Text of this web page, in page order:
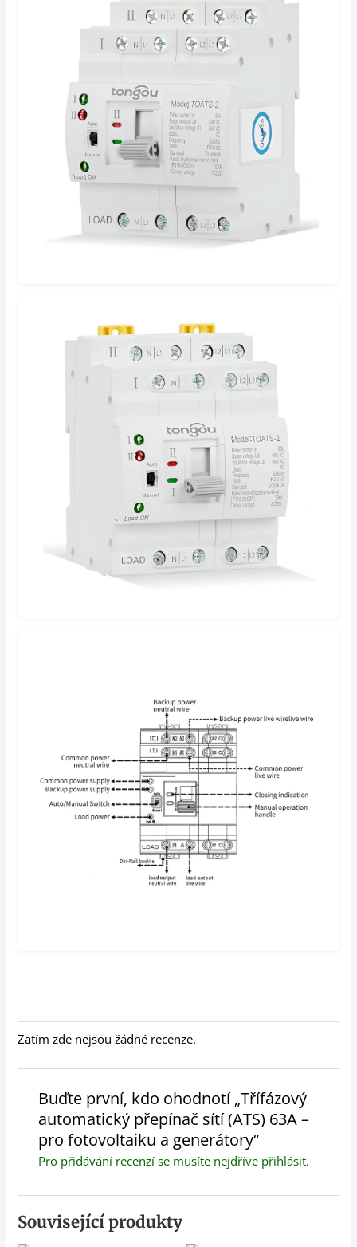
Zatím zde nejsou žádné recenze.
Buďte první, kdo ohodnotí „Třífázový
automatický přepínač sítí (ATS) 63A –
pro fotovoltaiku a generátory“
Pro přidávání recenzí se musíte nejdříve přihlásit.
Související produkty